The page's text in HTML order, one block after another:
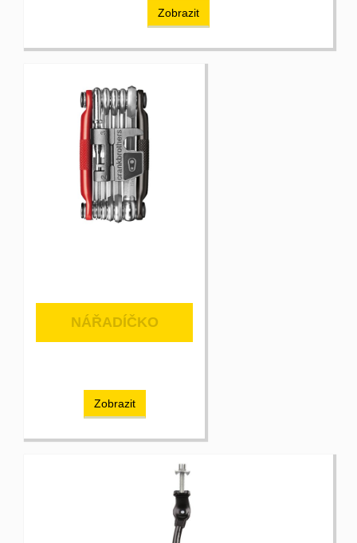
Zobrazit
NÁŘADÍČKO
Zobrazit